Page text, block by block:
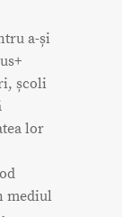
a-și
școli
lor
mediul